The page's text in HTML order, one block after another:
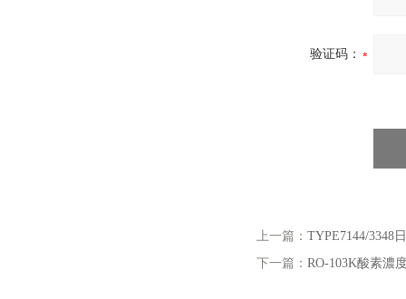
验证码：
上一篇： TYPE7144/3348
下一篇： RO-103K酸素濃